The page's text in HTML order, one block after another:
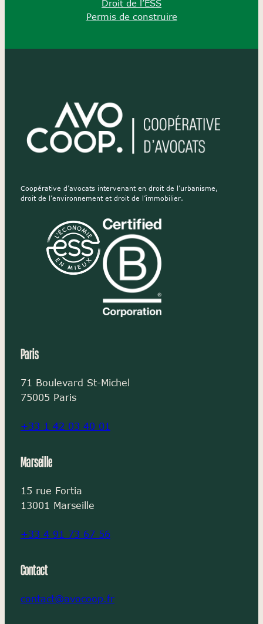
Droit de l’ESS
Permis de construire
Coopérative d’avocats intervenant en droit de l’urbanisme,
droit de l’environnement et droit de l’immobilier.
Paris
71 Boulevard St-Michel
75005 Paris
+33 1 42 03 40 01
Marseille
15 rue Fortia
13001 Marseille
+33 4 91 73 67 56
Contact
contact@avocoop.fr